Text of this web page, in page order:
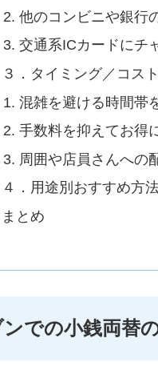
他のコンビニや銀行
交通系ICカードにチ
３．タイミング／コス
混雑を避ける時間帯
手数料を抑えてお得
周囲や店員さんへの
４．用途別おすすめ方
まとめ
での小銭両替